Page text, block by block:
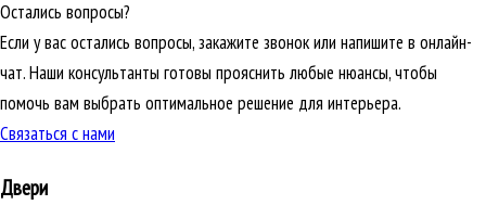
Остались вопросы?
Если у вас остались вопросы, закажите звонок или напишите в онлайн-
чат. Наши консультанты готовы прояснить любые нюансы, чтобы
помочь вам выбрать оптимальное решение для интерьера.
Связаться с нами
Двери